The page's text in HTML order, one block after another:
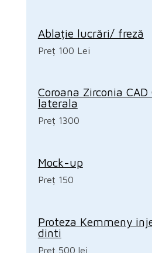
Ablație lucrări/ freză
Preț 100 Lei
Coroana Zirconia CAD
laterala
Preț 1300
Mock-up
Preț 150
Proteza Kemmeny
dinti
Preț 500 lei